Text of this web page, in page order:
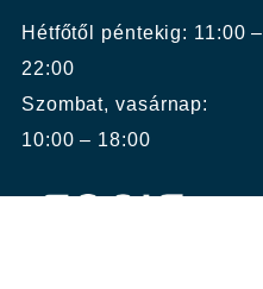
Hétfőtől péntekig: 11:00 –
22:00
Szombat, vasárnap:
10:00 – 18:00